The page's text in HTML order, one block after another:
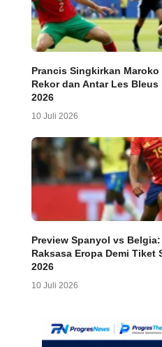
Prancis Singkirkan Maroko
Rekor dan Antar Les
2026
10 Juli 2026
Preview Spanyol vs
Raksasa Eropa Demi Tiket
2026
10 Juli 2026